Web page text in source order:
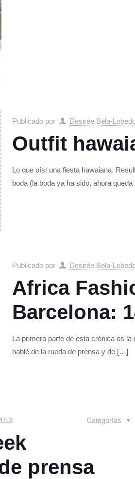
Publicado por Desirée Bela-
Outfit
Lo que oís: una fiesta hawaiana.
boda (la boda ya ha sido, ahora queda
Publicado por Desirée Bela-
Africa
Barcelona:
La primera parte de esta crónica os
hablé de la rueda de prensa y de […]
Categorías
prensa